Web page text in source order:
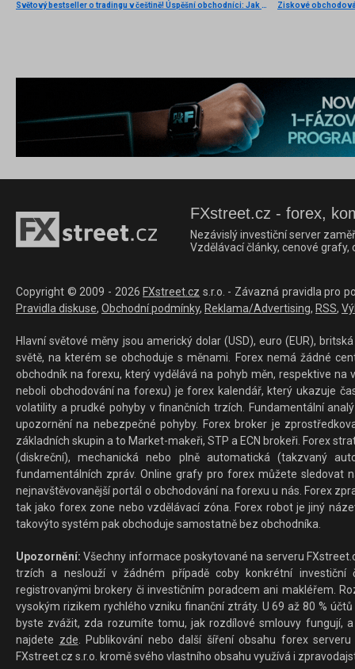
Světový bestseller o tradingu v češtině! Úspěšní obchodníci: Jak běžní lidé porážejí Wall Street v jeho vlastní hře
FXstreet.cz - forex,
Nezávislý investiční server
Vzdělávací články, cenové
Copyright © 2009 - 2026 FXstreet.cz s.r.o. - Závazná pravidla pro
Pravidla diskuse, Obchodní podmínky, Reklama/Advertising, RSS,
Hlavní světové měny jsou americký dolar (USD), euro (EUR),
světě, na kterém se obchoduje s měnami. Forex nemá žádné
obchodník na forexu, který vydělává na pohyb měn, respektive
neboli obchodování na forexu) je forex kalendář, který ukazuje
volatility a prudké pohyby v finančních trzích. Fundamentální
upozornění na nebezpečné pohyby. Forex broker je
základních skupin a to Market-makeři, STP a ECN brokeři. Forex
(diskreční), mechanická nebo plně automatická (takzvaný
fundamentálních zpráv. Online grafy pro forex můžete sledovat
nejnavštěvovanější portál o obchodování na forexu u nás. Forex
tak jako forex zone nebo vzdělávací zóna. Forex robot je jiný
takovýto systém pak obchoduje samostatně bez obchodníka.
Upozornění: Všechny informace poskytované na serveru
trzích a neslouží v žádném případě coby konkrétní investiční
registrovanými brokery či investičním poradcem ani makléřem.
vysokým rizikem rychlého vzniku finanční ztráty. U 69 až 80 %
byste zvážit, zda rozumíte tomu, jak rozdílové smlouvy fungují,
najdete zde. Publikování nebo další šíření obsahu forex
FXstreet.cz s.r.o. kromě svého vlastního obsahu využívá i